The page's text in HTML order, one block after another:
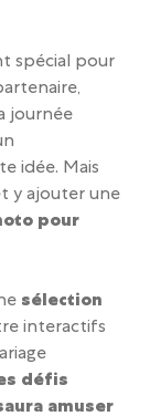
spécial pour
journée
idée. Mais
y ajouter une
pour
sélection
interactifs
défis
amuser